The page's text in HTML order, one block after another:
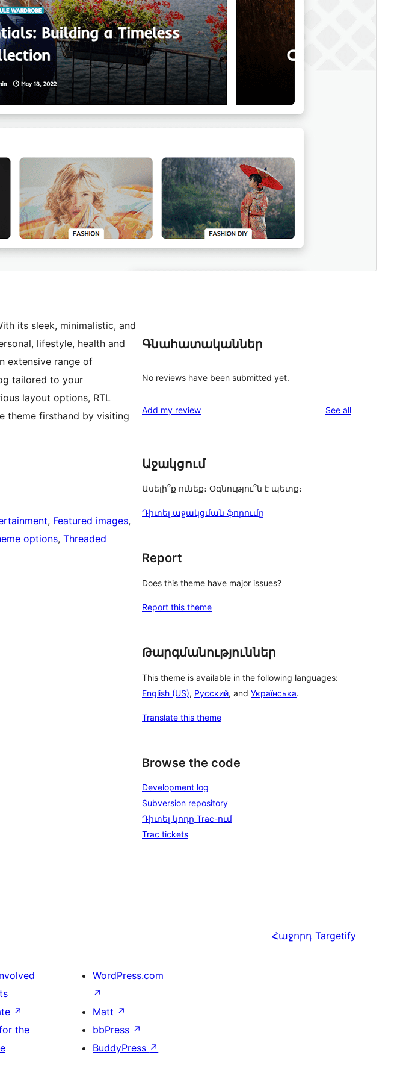
its sleek, minimalistic, and
lifestyle, health and
extensive range of
tailored to your
layout options, RTL
theme firsthand by visiting
, Featured images
options, Threaded
Գնահատականներ
No reviews have been submitted yet.
Add my review See allreviews
Աջակցում
Ասելի՞ք ունեք։ Օգնությու՞ն է պետք։
Դիտել աջակցման ֆորումը
Report
Does this theme have major issues?
Report this theme
Թարգմանություններ
This theme is available in the following languages:
English (US), Русский, and Українська.
Translate this theme
Browse the code
Development log
Subversion repository
Դիտել կոդը Trac-ում
Trac tickets
Հաջորդ Targetify
↗
the
WordPress.com
↗
Matt ↗
bbPress ↗
BuddyPress ↗